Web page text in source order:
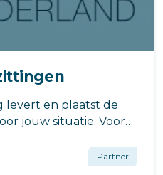
levert en plaatst de
jouw situatie. Voor
We zijn officieel
Partner